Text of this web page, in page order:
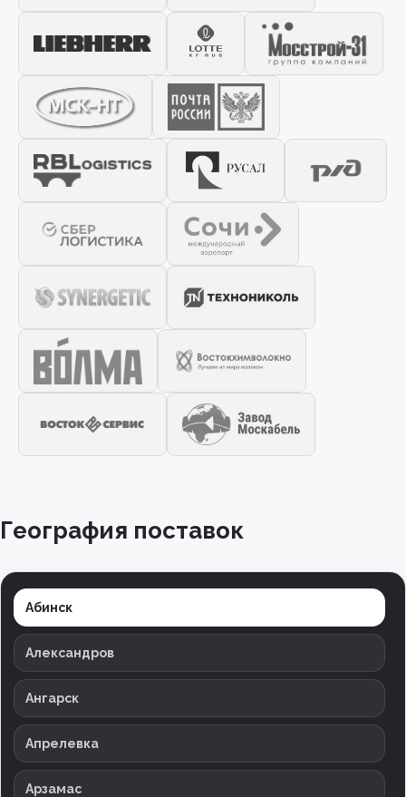
География поставок
Абинск
Александров
Ангарск
Апрелевка
Арзамас
персональных данных
📎 Прикрепить реквизиты
Заказать
Отправить заявку